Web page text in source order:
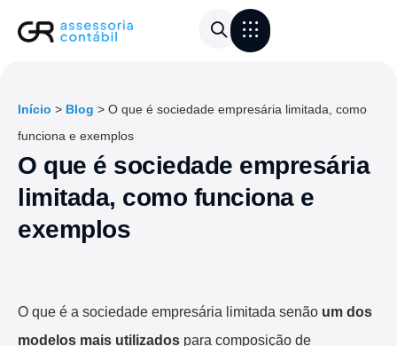
Início > Blog > O que é sociedade empresária limitada, como
funciona e exemplos
O que é sociedade empresária
limitada, como funciona e
exemplos
O que é a sociedade empresária limitada senão um dos
modelos mais utilizados para composição de